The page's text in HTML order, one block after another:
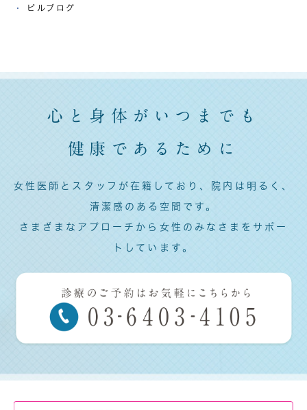
ピルブログ
心と身体がいつまでも
健康であるために
女性医師とスタッフが在籍しており、院内は明るく、
清潔感のある空間です。
さまざまなアプローチから女性のみなさまをサポー
トしています。